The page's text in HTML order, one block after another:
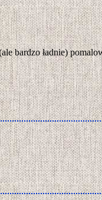
bardzo ładnie)